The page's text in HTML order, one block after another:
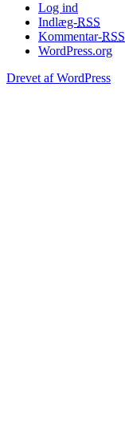
Log ind
Indlæg-RSS
Kommentar-RSS
WordPress.org
Drevet af WordPress